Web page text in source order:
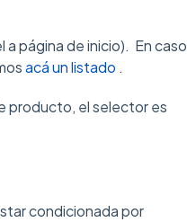
página de inicio). En caso
acá un listado .
producto, el selector es
condicionada por